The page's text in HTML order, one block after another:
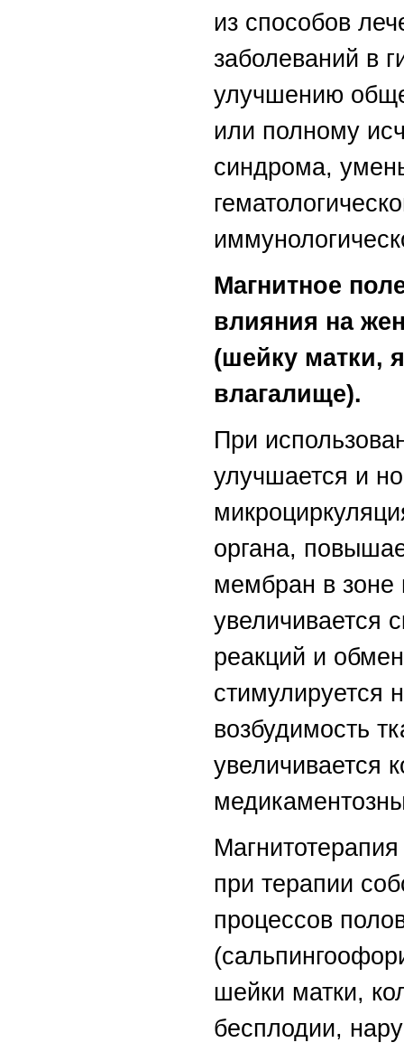
из способов
заболеваний в
улучшению
или полному
синдрома,
Магнитное
влияния на
(шейку матки,
влагалище).
При
улучшается и
органа,
мембран в зоне
увеличивается
реакций и
стимулируется
возбудимость
увеличивается
при терапии
процессов
шейки матки,
бесплодии,